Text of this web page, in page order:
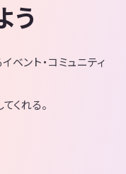
う
ベント・コミュニティ
くれる。